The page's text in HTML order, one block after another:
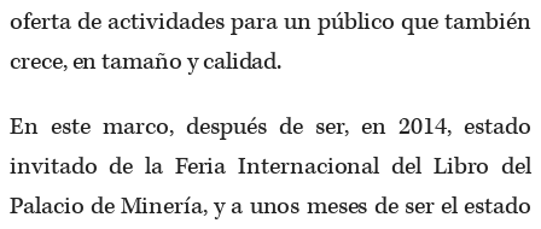
oferta de actividades para un público que también
crece, en tamaño y calidad.
En este marco, después de ser, en 2014, estado
invitado de la Feria Internacional del Libro del
Palacio de Minería, y a unos meses de ser el estado